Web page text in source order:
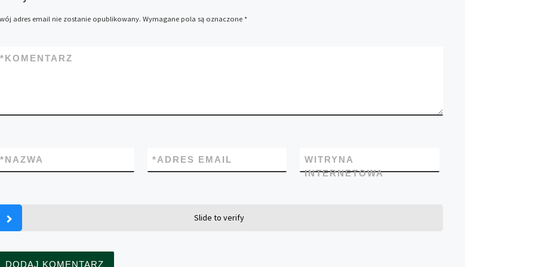
adres email nie zostanie opublikowany. Wymagane pola są oznaczone *
KOMENTARZ
*
NAZWA
* ADRES EMAIL
*
WITRYNA
INTERNETOWA
Slide to verify